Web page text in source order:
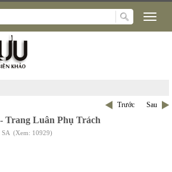
Trước Sau
Trang Luân Phụ Trách
SA (Xem: 10929)